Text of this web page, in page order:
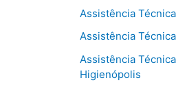
Assistência
Assistência
Assistência
Higienópolis